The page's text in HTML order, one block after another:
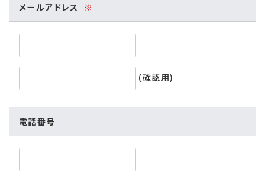
メールアドレス ※
(確認用)
電話番号